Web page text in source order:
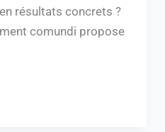
résultats concrets ?
comundi propose